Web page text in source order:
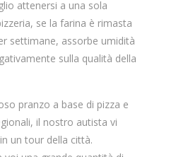
attenersi a una sola
se la farina è rimasta
settimane, assorbe umidità
sulla qualità della
pranzo a base di pizza e
il nostro autista vi
un tour della città.